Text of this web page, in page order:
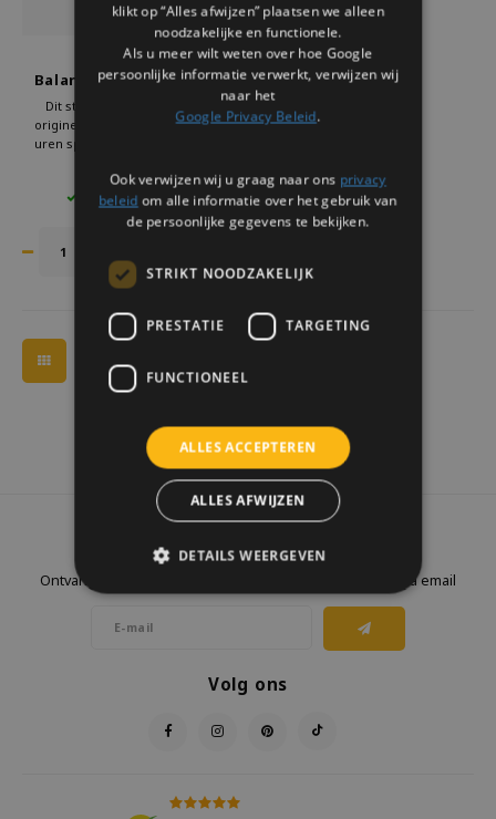
Gift Republic
Balansspel Stackosaurs
Dit stapelspel is een leuk en
origineel cadeau. Het spel biedt
uren speelplezier en is geschikt
een verrassing voor een
verjaardag of feestdag.
De dinosaurus-thema maakt
kinderen.
€21,95 €16,95
1 OP VOORRAAD
Ontvang de laatste updates, nieuws en aanbiedingen via email
Volg ons
klikt op “Alles afwijzen” plaatsen we alleen
noodzakelijke en functionele.
Als u meer wilt weten over hoe Google
persoonlijke informatie verwerkt, verwijzen wij
naar het
Google Privacy Beleid.
Ook verwijzen wij u graag naar ons privacy
beleid om alle informatie over het gebruik van
de persoonlijke gegevens te bekijken.
STRIKT NOODZAKELIJK
PRESTATIE TARGETING
FUNCTIONEEL
ALLES ACCEPTEREN
ALLES AFWIJZEN
DETAILS WEERGEVEN